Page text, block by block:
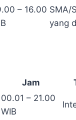
– 16.00 SMA/
yang
Jam
00.01 – 21.00
WIB